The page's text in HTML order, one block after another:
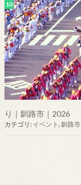
り｜釧路市｜2026
カテゴリ:イベント,釧路市